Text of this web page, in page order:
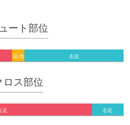
ート部位
頭,他 右足
ロス部位
足 右足